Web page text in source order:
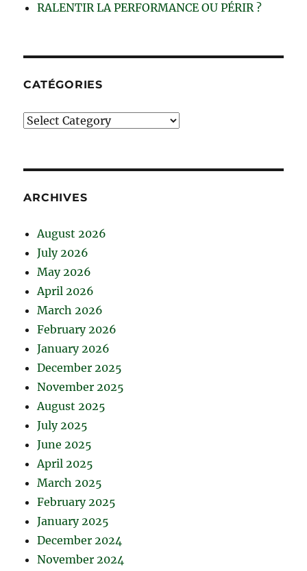
RALENTIR LA PERFORMANCE OU PÉRIR ?
CATÉGORIES
Catégories
ARCHIVES
August 2026
July 2026
May 2026
April 2026
March 2026
February 2026
January 2026
December 2025
November 2025
August 2025
July 2025
June 2025
April 2025
March 2025
February 2025
January 2025
December 2024
November 2024